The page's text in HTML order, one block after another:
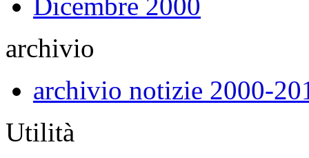
archivio
archivio notizie 2000-
Utilità